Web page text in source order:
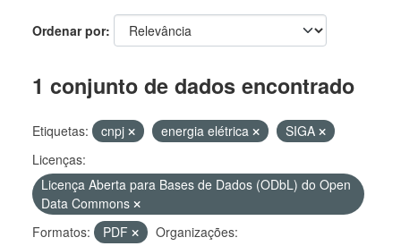
Ordenar por
1 conjunto de dados encontrado
Etiquetas: cnpj energia elétrica
SIGA
Licenças:
Licença Aberta para Bases de Dados (ODbL) do Open
Data Commons
Formatos:
PDF
Organizações: